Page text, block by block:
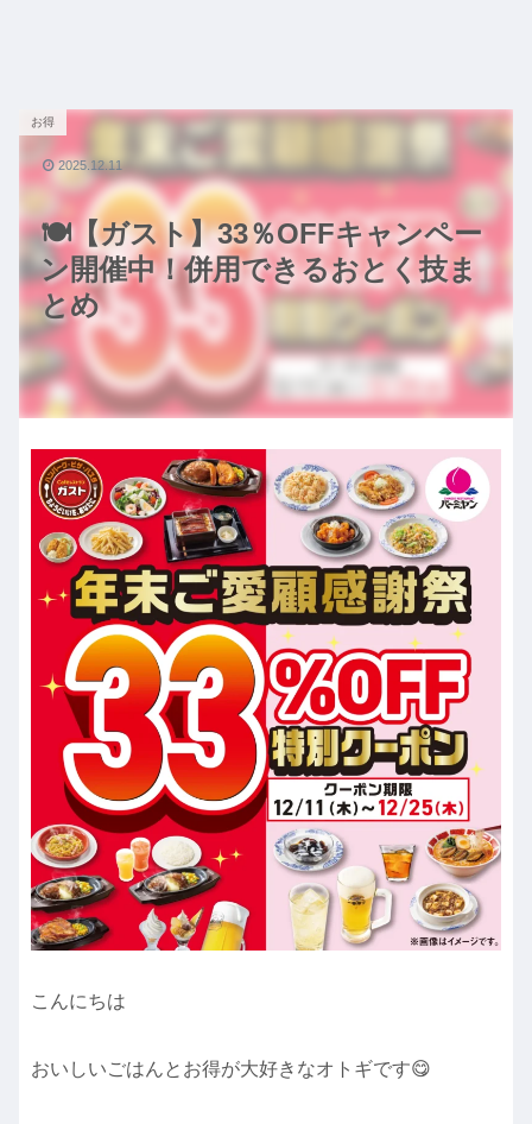
🍽️【ガスト】33％OFFキャンペー
ン開催中！併用できるおとく技ま
とめ
お得
2025.12.11
こんにちは
おいしいごはんとお得が大好きなオトギです😋